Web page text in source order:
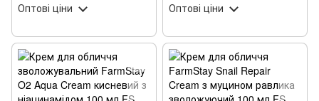
Оптові ціни
Оптові ціни